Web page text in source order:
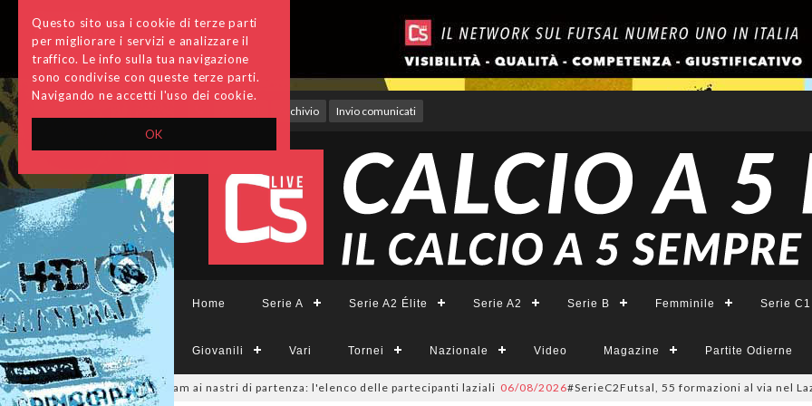
OK
Questo sito usa i cookie di terze parti
per migliorare i servizi e analizzare il
traffico. Le info sulla tua navigazione
sono condivise con queste terze parti.
Navigando ne accetti l'uso dei cookie.
Archivio Invio comunicati
Home Serie A Serie A2 Élite Serie A2 Serie B Femminile Serie C1
Giovanili Vari Tornei Nazionale Video Magazine Partite Odierne
sono 14 i team ai nastri di partenza: l'elenco delle partecipanti laziali 06/08/2026#SerieC2Futsal, 55 formazioni al via nel Lazio: la